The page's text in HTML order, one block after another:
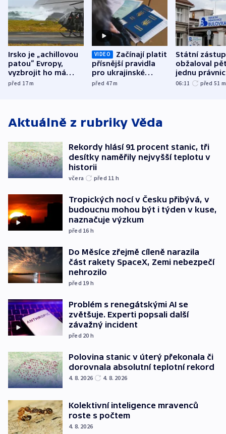
Irsko je „achillovou
patou“ Evropy,
vyzbrojit ho má
Francie
před 17m
VIDEO
Začínají platit
přísnější pravidla
pro ukrajinské
uprchlíky
před 47m
Státní
obžaloval
jednu
osobu v
06:11 před 51 m
Aktuálně z rubriky Věda
Rekordy hlásí 91 procent stanic, tři
desítky naměřily nejvyšší teplotu v
historii
včera před 11 h
Tropických nocí v Česku přibývá, v
budoucnu mohou být i týden v kuse,
naznačuje výzkum
před 16 h
Do Měsíce zřejmě cíleně narazila
část rakety SpaceX, Zemi nebezpečí
nehrozilo
před 19 h
Problém s renegátskými AI se
zvětšuje. Experti popsali další
závažný incident
před 20 h
Polovina stanic v úterý překonala či
dorovnala absolutní teplotní rekord
4. 8. 2026 4. 8. 2026
Kolektivní inteligence mravenců
roste s počtem
4. 8. 2026